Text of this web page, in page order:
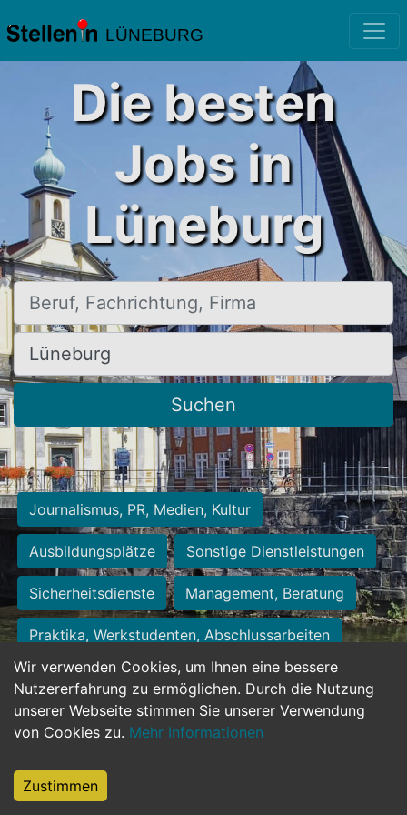
LÜNEBURG
Wir verwenden Cookies, um Ihnen eine bessere
Nutzererfahrung zu ermöglichen. Durch die Nutzung
unserer Webseite stimmen Sie unserer Verwendung
von Cookies zu. Mehr Informationen
Zustimmen
Die besten
Jobs in
Lüneburg
Beruf, Fachrichtung, Firma
Ort, Stadt
Suchen
Journalismus, PR, Medien, Kultur
Ausbildungsplätze Sonstige Dienstleistungen
Sicherheitsdienste Management, Beratung
Praktika, Werkstudenten, Abschlussarbeiten
Personalwesen Assistenz, Sekretariat
Hilfskräfte, Aushilfs- und Nebenjobs
Weiterbildung, Studium, duale Ausbildung